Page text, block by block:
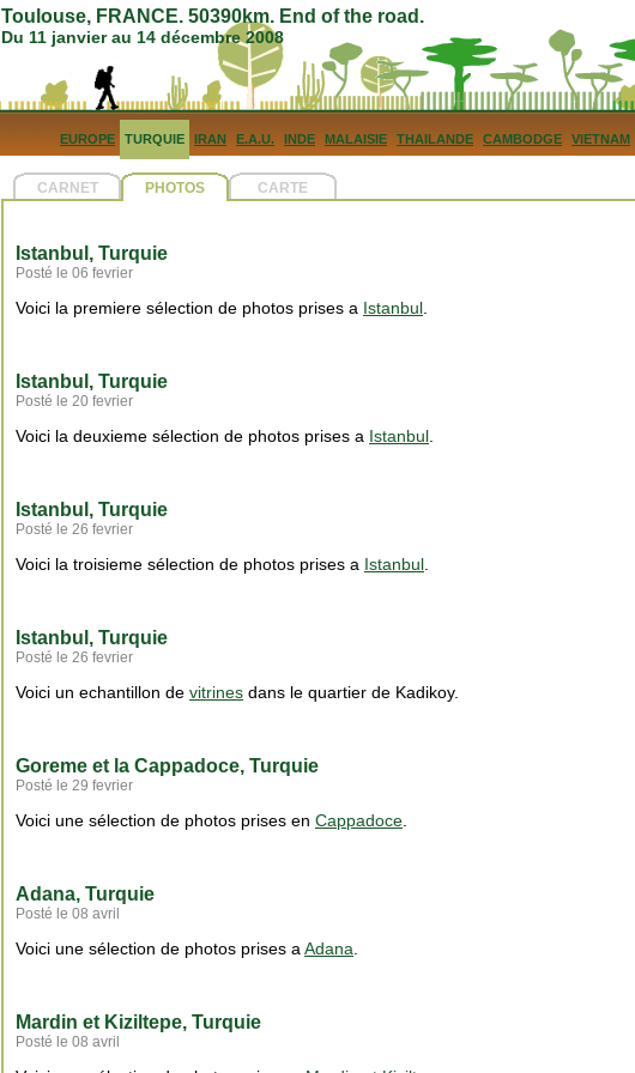
Toulouse, FRANCE. 50390km. End of the road.
Du 11 janvier au 14 décembre 2008
EUROPE TURQUIE IRAN E.A.U. INDE MALAISIE THAILANDE CAMBODGE VIETNAM
CARNET PHOTOS CARTE
Istanbul, Turquie
Posté le 06 fevrier
Voici la premiere sélection de photos prises a Istanbul
Istanbul, Turquie
Posté le 20 fevrier
Voici la deuxieme sélection de photos prises a Istanbul
Istanbul, Turquie
Posté le 26 fevrier
Voici la troisieme sélection de photos prises a Istanbul
Istanbul, Turquie
Posté le 26 fevrier
Voici un echantillon de vitrines dans le quartier de Kadikoy.
Goreme et la Cappadoce, Turquie
Posté le 29 fevrier
Voici une sélection de photos prises en Cappadoce
Adana, Turquie
Posté le 08 avril
Voici une sélection de photos prises a Adana
Mardin et Kiziltepe, Turquie
Posté le 08 avril